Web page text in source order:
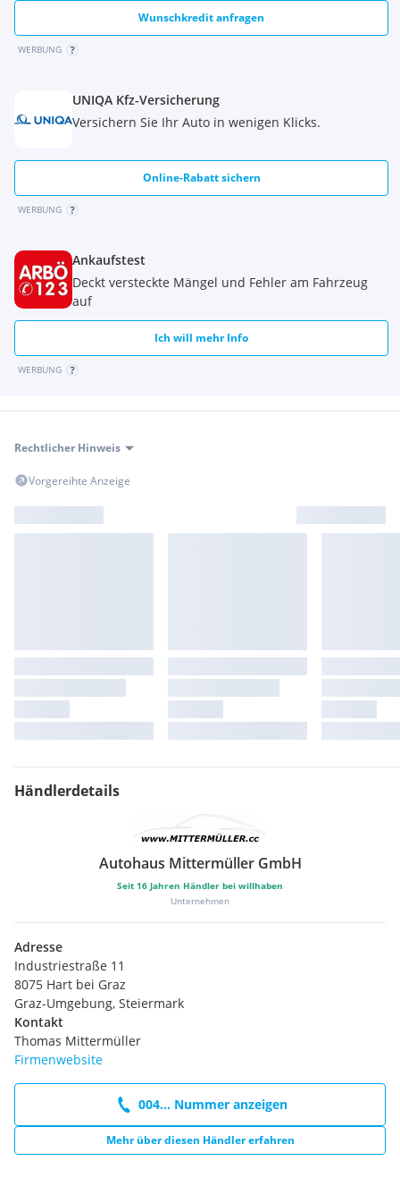
Wunschkredit anfragen
WERBUNG
UNIQA Kfz-Versicherung
Versichern Sie Ihr Auto in wenigen Klicks.
Online-Rabatt sichern
WERBUNG
Ankaufstest
Deckt versteckte Mängel und Fehler am Fahrzeug
auf
Ich will mehr Info
WERBUNG
Rechtlicher Hinweis
Vorgereihte Anzeige
Händlerdetails
Autohaus Mittermüller GmbH
Seit 16 Jahren Händler bei willhaben
Unternehmen
Adresse
Industriestraße 11
8075 Hart bei Graz
Graz-Umgebung, Steiermark
Kontakt
Thomas Mittermüller
Firmenwebsite
004... Nummer anzeigen
Mehr über diesen Händler erfahren